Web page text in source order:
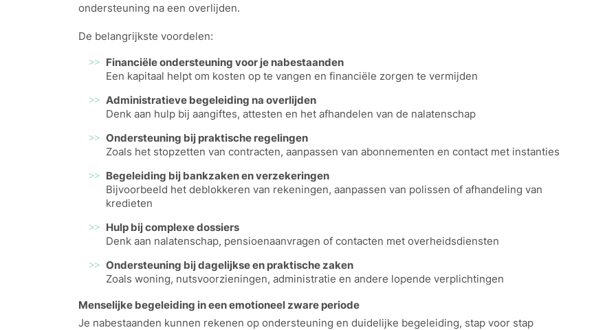
ondersteuning na een overlijden.
De belangrijkste voordelen:
Financiële ondersteuning voor je nabestaanden
Een kapitaal helpt om kosten op te vangen en financiële zorgen te vermijden
Administratieve begeleiding na overlijden
Denk aan hulp bij aangiftes, attesten en het afhandelen van de nalatenschap
Ondersteuning bij praktische regelingen
Zoals het stopzetten van contracten, aanpassen van abonnementen en contact met instanties
Begeleiding bij bankzaken en verzekeringen
Bijvoorbeeld het deblokkeren van rekeningen, aanpassen van polissen of afhandeling van
kredieten
Hulp bij complexe dossiers
Denk aan nalatenschap, pensioenaanvragen of contacten met overheidsdiensten
Ondersteuning bij dagelijkse en praktische zaken
Zoals woning, nutsvoorzieningen, administratie en andere lopende verplichtingen
Menselijke begeleiding in een emotioneel zware periode
Je nabestaanden kunnen rekenen op ondersteuning en duidelijke begeleiding, stap voor stap